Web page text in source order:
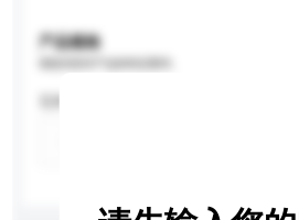
产品规格